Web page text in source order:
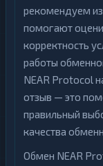
рекомендуем
помогают
корректность
работы
NEAR Protocol
отзыв — это
правильный
качества
Обмен NEAR